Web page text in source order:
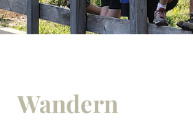
Wandern